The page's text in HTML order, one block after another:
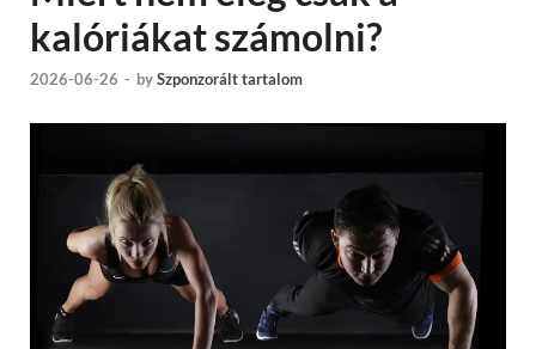
kalóriákat számolni?
2026-06-26 - bySzponzorált tartalom